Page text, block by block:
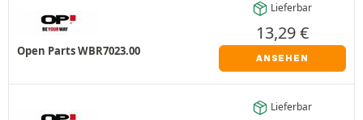
Open Parts WBR7023.00
Lieferbar
13,29€
ANSEHEN
Lieferbar